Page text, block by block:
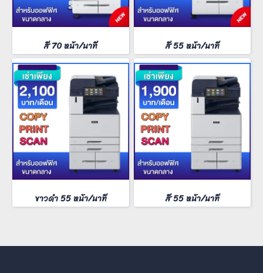
สี 70 หน้า/นาที สี 55 หน้า/นาที
ขาวดำ 55 หน้า/นาที สี 55 หน้า/นาที